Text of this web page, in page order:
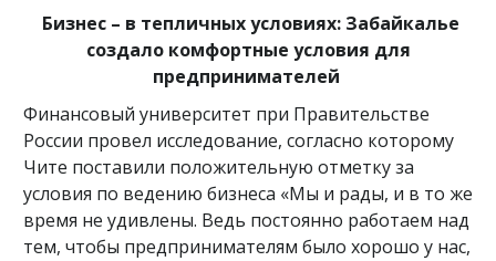
Бизнес – в тепличных условиях: Забайкалье
создало комфортные условия для
предпринимателей
Финансовый университет при Правительстве
России провел исследование, согласно которому
Чите поставили положительную отметку за
условия по ведению бизнеса «Мы и рады, и в то же
время не удивлены. Ведь постоянно работаем над
тем, чтобы предпринимателям было хорошо у нас,